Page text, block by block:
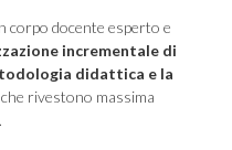
corpo docente esperto e
incrementale di
didattica e la
, che rivestono massima